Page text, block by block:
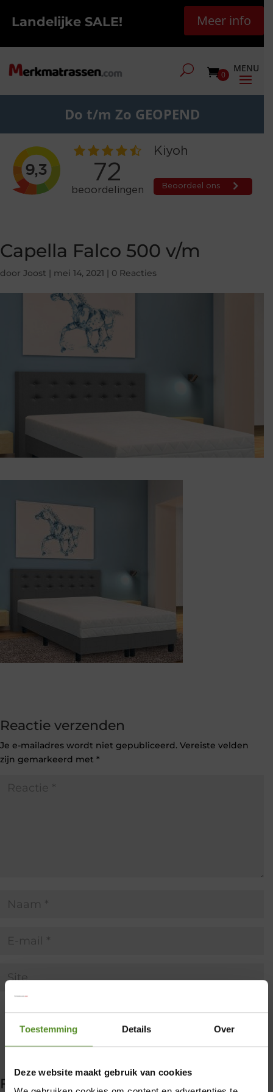
Toestemming Details Over
Deze website maakt gebruik van cookies
Landelijke SALE! Meer info
0
Do t/m Zo GEOPEND
Capella Falco 500 v/m
door Joost | mei 14, 2021 | 0 Reacties
Reactie verzenden
Je e-mailadres wordt niet gepubliceerd. Vereiste velden
zijn gemarkeerd met *
Filter producten